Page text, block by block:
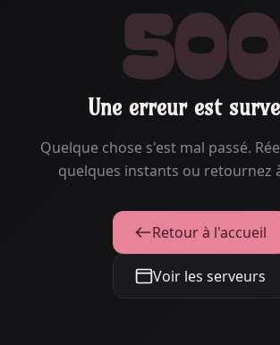
500
Une erreur est
Quelque chose s'est mal passé.
quelques instants ou retournez
Retour à l'accueil
Voir les serveurs